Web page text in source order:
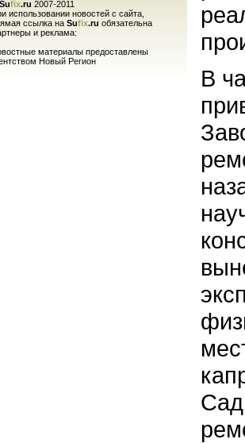
Sufix.ru 2007-2011
использовании новостей с сайта,
ссылка на Sufix.ru обязательна
и реклама:
материалы предоставлены
Новый Регион
В